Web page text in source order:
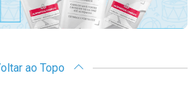
ao Topo